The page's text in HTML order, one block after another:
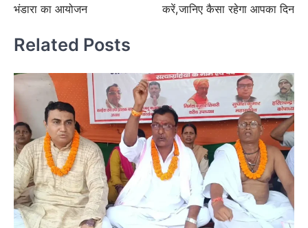
भंडारा का आयोजन
करें,जानिए कैसा रहेगा आपका दिन
Related Posts